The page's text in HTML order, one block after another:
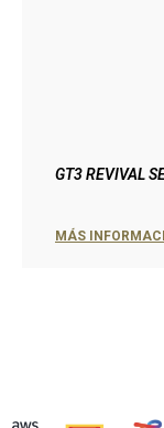
GT3 REVIVAL
MÁS